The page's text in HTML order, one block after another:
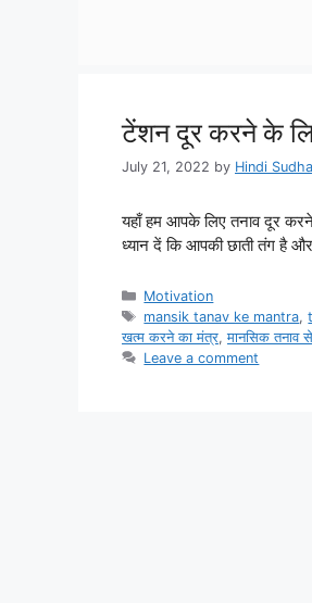
टेंशन दूर करने के
July 21, 2022 by Hindi Sudha
यहाँ हम आपके लिए तनाव दूर
ध्यान दें कि आपकी छाती तंग है
Categories
Motivation
Tags
mansik tanav ke mantra,
खत्म करने का मंत्र,मानसिक तनाव
Leave a comment